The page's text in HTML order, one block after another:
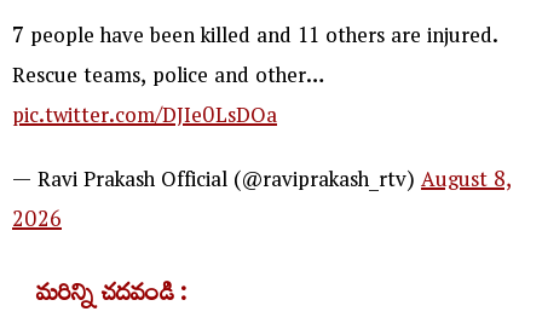
7 people have been killed and 11 others are injured.
Rescue teams, police and other…
pic.twitter.com/DJIe0LsDOa
— Ravi Prakash Official (@raviprakash_rtv)August 8,
2026
మరిన్ని చదవండి :